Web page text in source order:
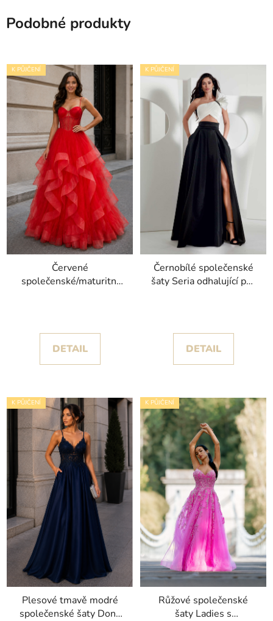
Podobné produkty
K PŮJČENÍ
Červené
společenské/maturitní
DETAIL
K PŮJČENÍ
Černobílé společenské
šaty Seria odhalující pas
DETAIL
K PŮJČENÍ
Plesové tmavě modré
společenské šaty Dona
K PŮJČENÍ
Růžové společenské
šaty Ladies s